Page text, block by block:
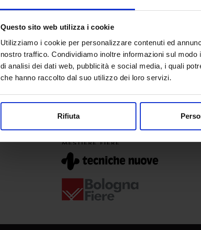
Questo sito web utilizza i cookie
Utilizziamo i cookie per personalizzare contenuti ed
nostro traffico. Condividiamo inoltre informazioni sul
di analisi dei dati web, pubblicità e social media, i quali
che hanno raccolto dal suo utilizzo dei loro servizi.
Rifiuta
Project and management